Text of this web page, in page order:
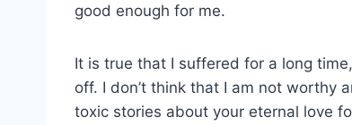
good enough for me.
It is true that I suffered for a long
off. I don’t think that I am not worthy
toxic stories about your eternal love